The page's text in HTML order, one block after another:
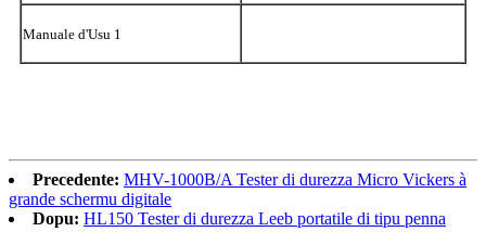
Manuale d'Usu 1
Precedente: MHV-1000B/A Tester di durezza Micro Vickers à
grande schermu digitale
Dopu: HL150 Tester di durezza Leeb portatile di tipu penna